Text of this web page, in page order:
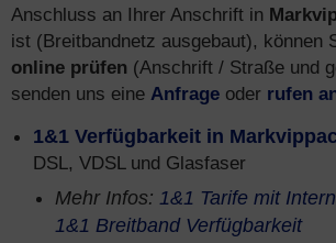
Anschluss an Ihrer Anschrift in
ist (Breitbandnetz ausgebaut), können
online prüfen (Anschrift / Straße und
senden uns eine Anfrage oder rufen
1&1 Verfügbarkeit in
DSL, VDSL und Glasfaser
Mehr Infos: 1&1 Tarife mit
1&1 Breitband Verfügbarkeit